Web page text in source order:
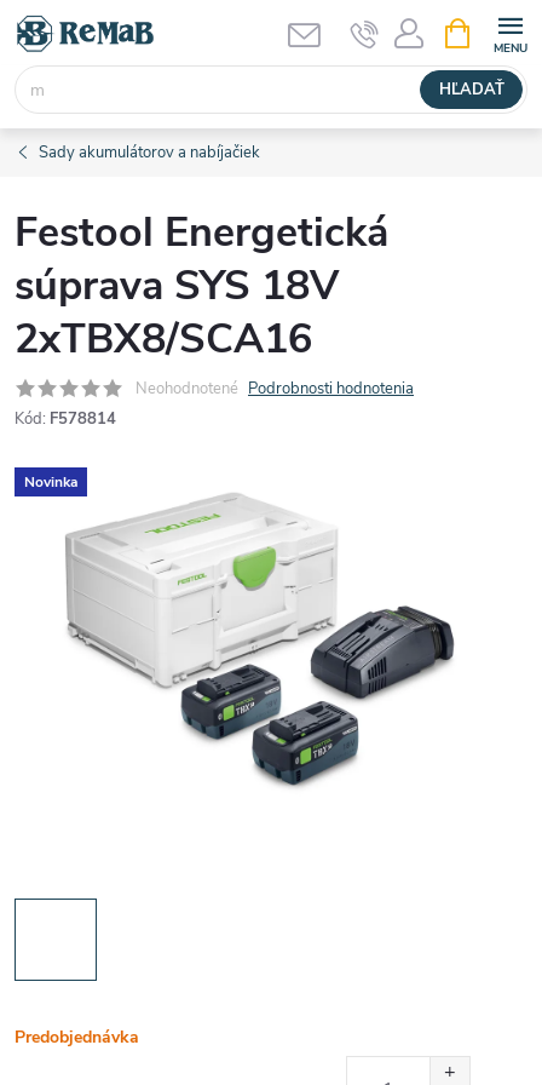
Prejsť
obsah
HĽADAŤ
KOŠÍK
Sady akumulátorov a nabíjačiek
Festool Energetická
súprava SYS 18V
2xTBX8/SCA16
Neohodnotené Podrobnosti hodnotenia
Kód: F578814
Novinka
Predobjednávka